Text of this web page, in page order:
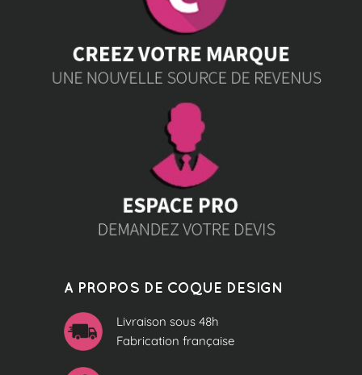
A PROPOS DE COQUE DESIGN
Livraison sous 48h
Fabrication française